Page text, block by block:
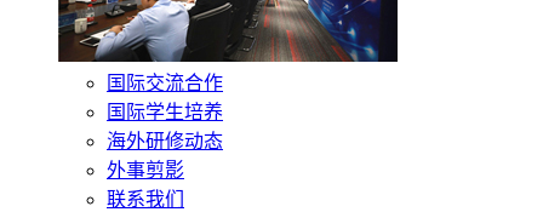
国际交流合作
国际学生培养
海外研修动态
外事剪影
联系我们